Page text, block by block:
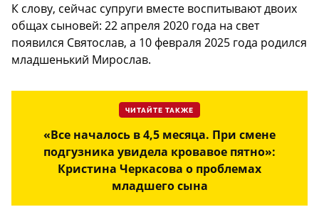
К слову, сейчас супруги вместе воспитывают двоих
общах сыновей: 22 апреля 2020 года на свет
появился Святослав, а 10 февраля 2025 года родился
младшенький Мирослав.
ЧИТАЙТЕ ТАКЖЕ
«Все началось в 4,5 месяца. При смене
подгузника увидела кровавое пятно»:
Кристина Черкасова о проблемах
младшего сына